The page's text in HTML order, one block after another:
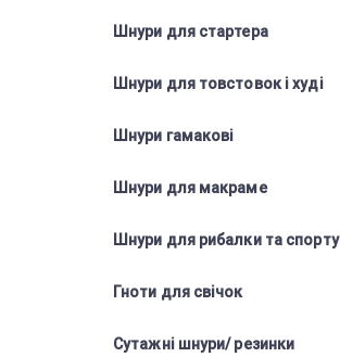
Шнури для стартера
Шнури для товстовок і худі
Шнури гамакові
Шнури для макраме
Шнури для рибалки та спорту
Гноти для свічок
Сутажні шнури/ резинки